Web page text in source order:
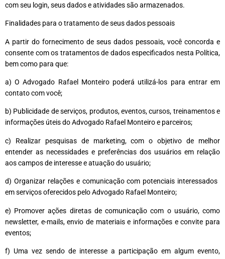
com seu login, seus dados e atividades são armazenados.
Finalidades para o tratamento de seus dados pessoais
A partir do fornecimento de seus dados pessoais, você concorda e
consente com os tratamentos de dados especificados nesta Política,
bem como para que:
a) O Advogado Rafael Monteiro poderá utilizá-los para entrar em
contato com você;
b) Publicidade de serviços, produtos, eventos, cursos, treinamentos e
informações úteis do Advogado Rafael Monteiro e parceiros;
c) Realizar pesquisas de marketing, com o objetivo de melhor
entender as necessidades e preferências dos usuários em relação
aos campos de interesse e atuação do usuário;
d) Organizar relações e comunicação com potenciais interessados ​​
em serviços oferecidos pelo Advogado Rafael Monteiro;
e) Promover ações diretas de comunicação com o usuário, como
newsletter, e-mails, envio de materiais e informações e convite para
eventos;
f) Uma vez sendo de interesse a participação em algum evento,